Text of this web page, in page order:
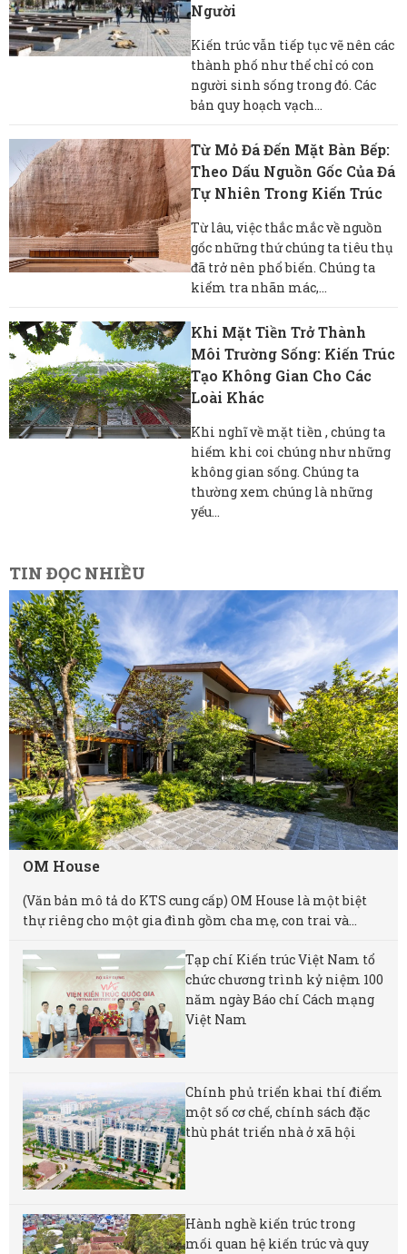
Người
Kiến trúc vẫn tiếp tục vẽ nên các
thành phố như thể chỉ có con
người sinh sống trong đó. Các
bản quy hoạch vạch...
Từ Mỏ Đá Đến Mặt Bàn Bếp:
Theo Dấu Nguồn Gốc Của Đá
Tự Nhiên Trong Kiến ​​trúc
Từ lâu, việc thắc mắc về nguồn
gốc những thứ chúng ta tiêu thụ
đã trở nên phổ biến. Chúng ta
kiểm tra nhãn mác,...
Khi Mặt Tiền Trở Thành
Môi Trường Sống: Kiến Trúc
Tạo Không Gian Cho Các
Loài Khác
Khi nghĩ về mặt tiền , chúng ta
hiếm khi coi chúng như những
không gian sống. Chúng ta
thường xem chúng là những
yếu...
TIN ĐỌC NHIỀU
OM House
(Văn bản mô tả do KTS cung cấp) OM House là một biệt
thự riêng cho một gia đình gồm cha mẹ, con trai và...
Tạp chí Kiến trúc Việt Nam tổ
chức chương trình kỷ niệm 100
năm ngày Báo chí Cách mạng
Việt Nam
Chính phủ triển khai thí điểm
một số cơ chế, chính sách đặc
thù phát triển nhà ở xã hội
Hành nghề kiến trúc trong
mối quan hệ kiến trúc và quy